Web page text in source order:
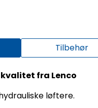
Tilbehør
fra Lenco
løftere.